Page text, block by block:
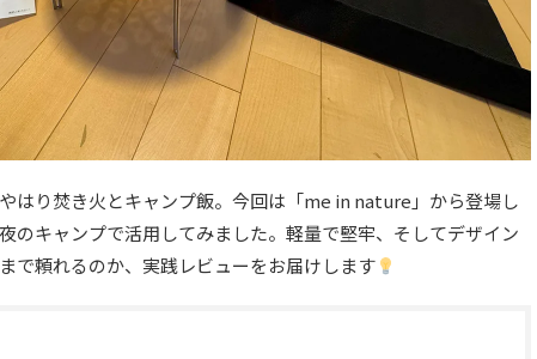
はり焚き火とキャンプ飯。今回は「me in nature」から登場し
のキャンプで活用してみました。軽量で堅牢、そしてデザイン
で頼れるのか、実践レビューをお届けします